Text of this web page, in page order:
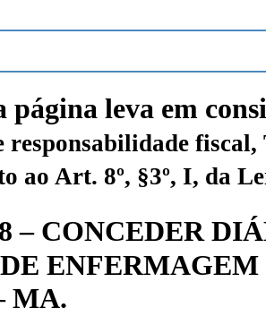
página leva em
responsabilidade
ao Art. 8º, §3º, I, da
– CONCEDER
MA.